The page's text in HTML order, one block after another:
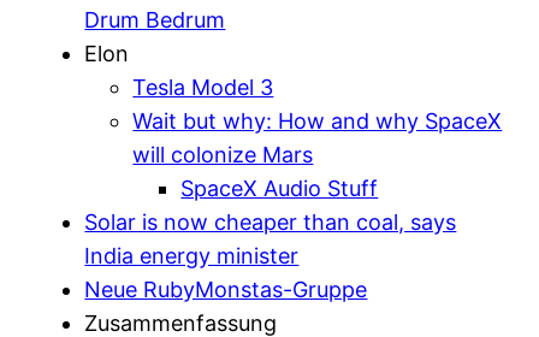
Drum Bedrum
Elon
Tesla Model 3
Wait but why: How and why SpaceX
will colonize Mars
SpaceX Audio Stuff
Solar is now cheaper than coal, says
India energy minister
Neue RubyMonstas-Gruppe
Zusammenfassung